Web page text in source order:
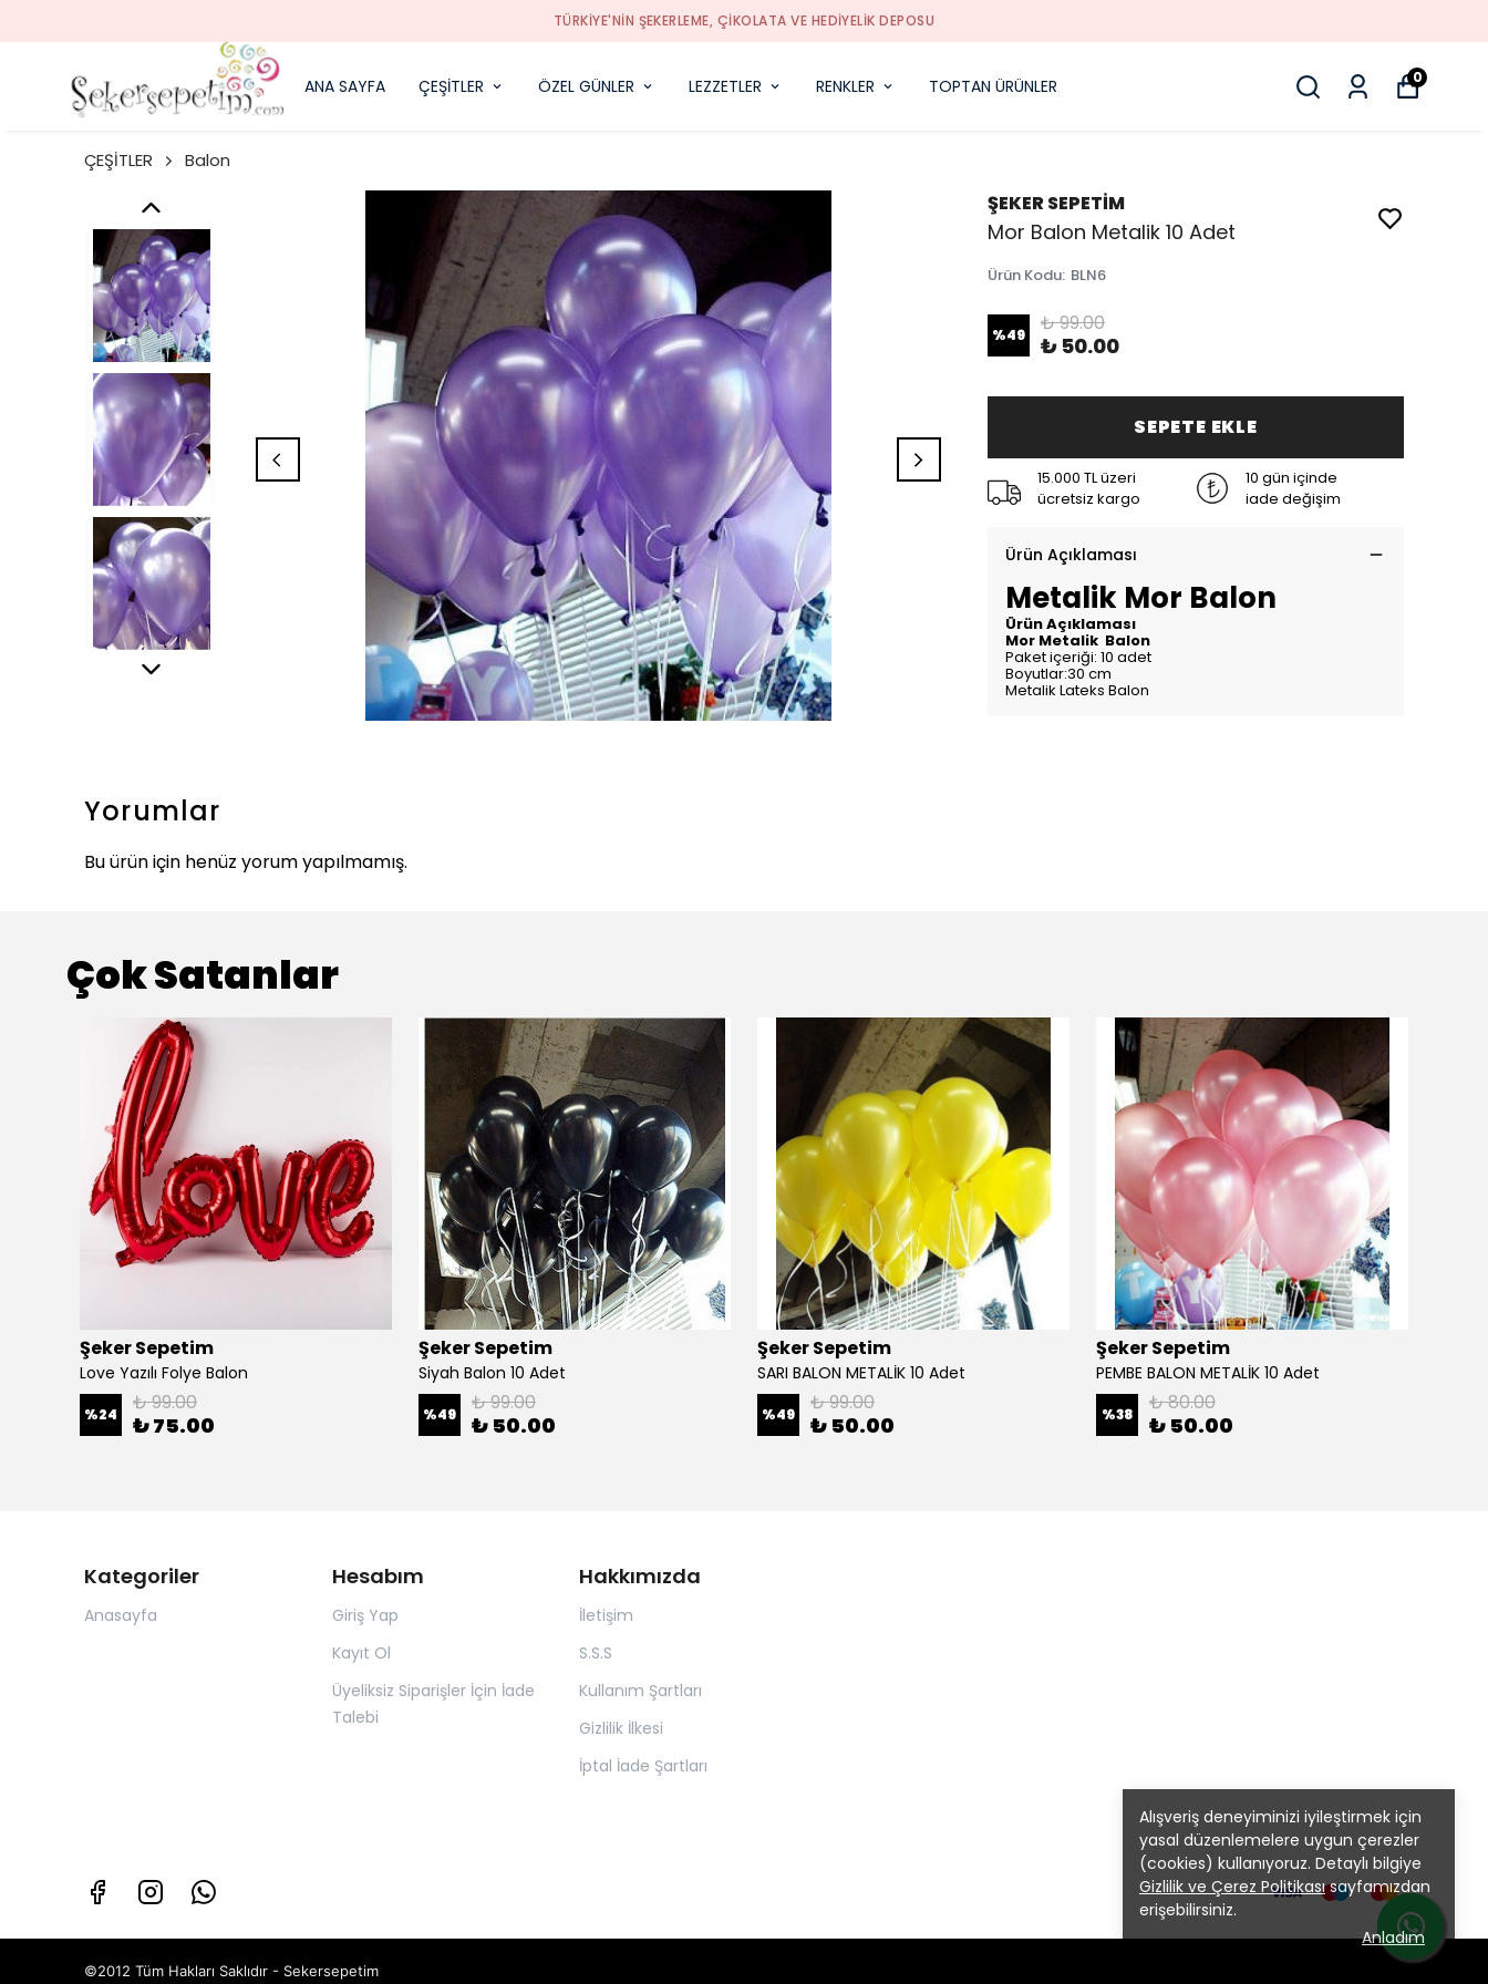
TÜRKIYE'NIN ŞEKERLEME, ÇIKOLATA VE HEDIYELIK DEPOSU
ANA SAYFA ÇEŞİTLER ÖZEL GÜNLER LEZZETLER RENKLER TOPTAN ÜRÜNLER 0
Alışveriş deneyiminizi iyileştirmek için
yasal düzenlemelere uygun çerezler
(cookies) kullanıyoruz. Detaylı bilgiye
Gizlilik ve Çerez Politikasısayfamızdan
erişebilirsiniz.
Anladım
ÇEŞİTLER Balon
ŞEKER SEPETİM
Mor Balon Metalik 10 Adet
Ürün Kodu: BLN6
%49 ₺ 99.00
₺ 50.00
SEPETE EKLE
15.000 TL üzeri
ücretsiz kargo
10 gün içinde
iade değişim
Ürün Açıklaması
Metalik Mor Balon
Ürün Açıklaması
Mor Metalik Balon
Paket içeriği: 10 adet
Boyutlar:30 cm
Metalik Lateks Balon
Yorumlar
Bu ürün için henüz yorum yapılmamış.
Çok Satanlar
Şeker Sepetim
Love Yazılı Folye Balon
%24 ₺ 99.00
₺ 75.00
Şeker Sepetim
Siyah Balon 10 Adet
%49 ₺ 99.00
₺ 50.00
Şeker Sepetim
SARI BALON METALİK 10 Adet
%49 ₺ 99.00
₺ 50.00
Şeker Sepetim
PEMBE BALON METALİK 10 Adet
%38 ₺ 80.00
₺ 50.00
Kategoriler
Anasayfa
Hesabım
Giriş Yap
Kayıt Ol
Üyeliksiz Siparişler İçin İade
Talebi
Hakkımızda
İletişim
S.S.S
Kullanım Şartları
Gizlilik İlkesi
İptal İade Şartları
©2012 Tüm Hakları Saklıdır - Sekersepetim